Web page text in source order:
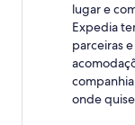
lugar e
Expedia
parceiras
onde